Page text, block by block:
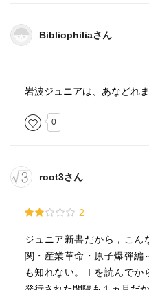
でも、とっかかりはあるので
それは日常生活での不満や
思いがあれば、投票の糸口
…と、話は民主主義のと
報道機関の章も大変興味深か
同様に、産業革命と戦争の
心が冷えて弱くなっていく
普段意識していませんが、
ゴイです。
受験には関係ないのかも
てくれている。ジュニア
んでもらいたい本だ。
Bibliophiliaさん
岩波ジュニアは、あなどれま
0
root3さん
2
ジュニア新書だから，こん
関・産業革命・原子爆弾編
も知れない。Ⅰを読んでか